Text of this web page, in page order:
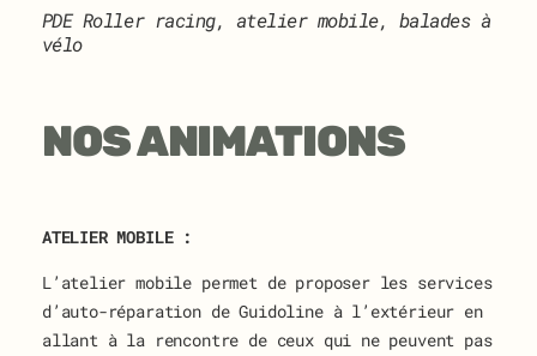
PDE Roller racing, atelier mobile, balades à
vélo
NOS ANIMATIONS
ATELIER MOBILE :
L’atelier mobile permet de proposer les services
d’auto-réparation de Guidoline à l’extérieur en
allant à la rencontre de ceux qui ne peuvent pas